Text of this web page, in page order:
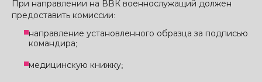
При направлении на ВВК военнослужащий должен
предоставить комиссии:
направление установленного образца за подписью
командира;
медицинскую книжку;